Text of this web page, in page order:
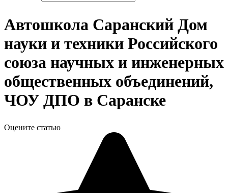
Автошкола Саранский Дом
науки и техники Российского
союза научных и инженерных
общественных объединений,
ЧОУ ДПО в Саранске
Оцените статью